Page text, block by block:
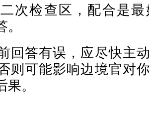
次检查区，配合是
回答有误，应尽快主
则可能影响边境官对
。